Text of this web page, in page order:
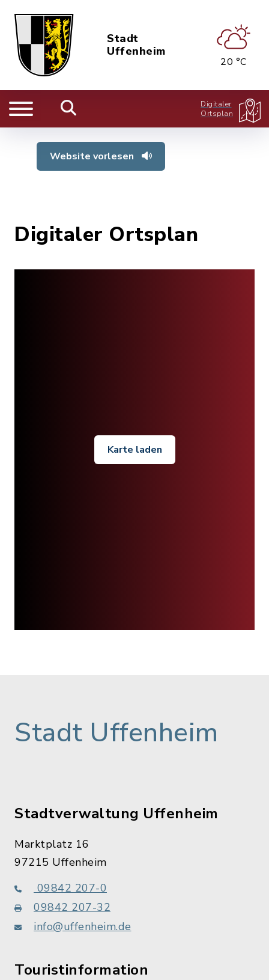
Stadt
Uffenheim
20 °C
Digitaler
Ortsplan
Website vorlesen
Digitaler Ortsplan
Karte laden
Stadt Uffenheim
Stadtverwaltung Uffenheim
Marktplatz 16
97215 Uffenheim
09842 207-0
09842 207-32
info@uffenheim.de
Touristinformation